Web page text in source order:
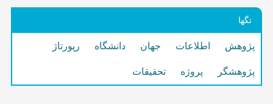
تگها
پژوهش اطلاعات جهان دانشگاه رپورتاژ
پژوهشگر پروژه تحقیقات